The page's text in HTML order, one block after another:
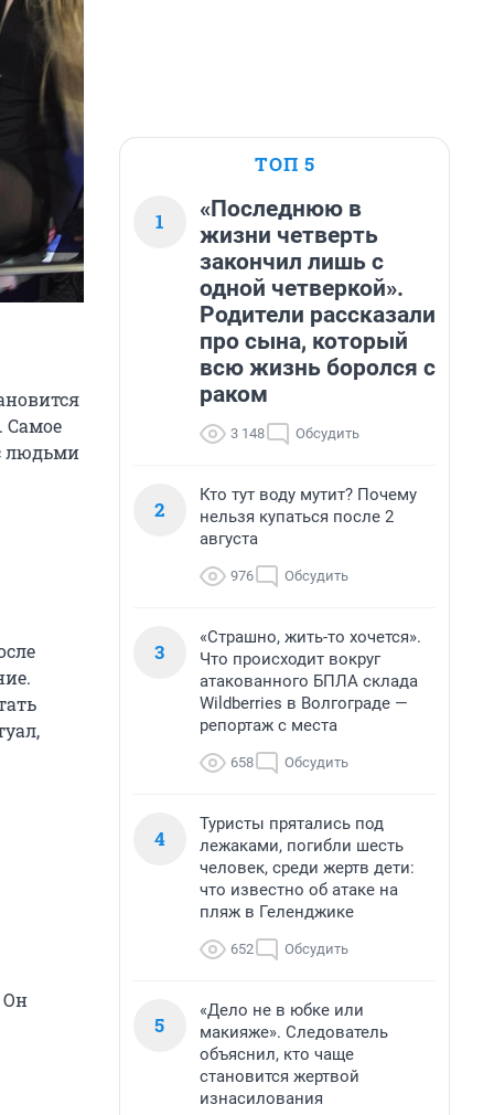
Самое
людьми
Он
ТОП 5
1
«Последнюю в
жизни четверть
закончил лишь с
одной четверкой».
Родители рассказали
про сына, который
всю жизнь боролся с
раком
3 148 Обсудить
2
Кто тут воду мутит? Почему
нельзя купаться после 2
августа
976 Обсудить
3
«Страшно, жить-то хочется».
Что происходит вокруг
атакованного БПЛА склада
Wildberries в Волгограде —
репортаж с места
658 Обсудить
4
Туристы прятались под
лежаками, погибли шесть
человек, среди жертв дети:
что известно об атаке на
пляж в Геленджике
652 Обсудить
5
«Дело не в юбке или
макияже». Следователь
объяснил, кто чаще
становится жертвой
изнасилования